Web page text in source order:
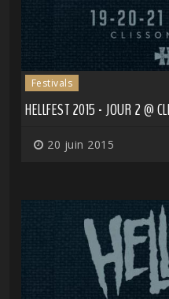
Festivals
HELLFEST 2015 - JOUR 2 @
20 juin 2015